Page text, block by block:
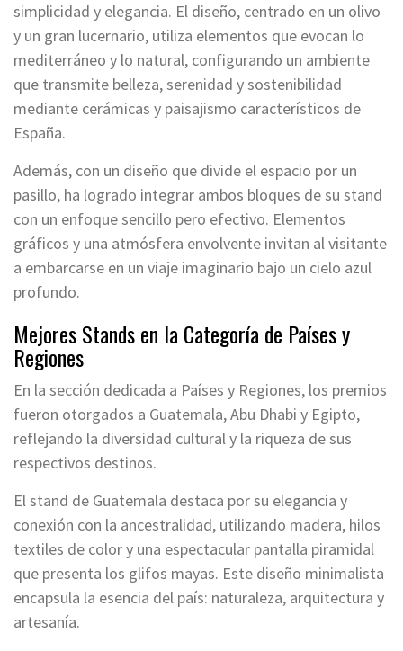
simplicidad y elegancia. El diseño, centrado en un olivo
y un gran lucernario, utiliza elementos que evocan lo
mediterráneo y lo natural, configurando un ambiente
que transmite belleza, serenidad y sostenibilidad
mediante cerámicas y paisajismo característicos de
España.
Además, con un diseño que divide el espacio por un
pasillo, ha logrado integrar ambos bloques de su stand
con un enfoque sencillo pero efectivo. Elementos
gráficos y una atmósfera envolvente invitan al visitante
a embarcarse en un viaje imaginario bajo un cielo azul
profundo.
Mejores Stands en la Categoría de Países y
Regiones
En la sección dedicada a Países y Regiones, los premios
fueron otorgados a Guatemala, Abu Dhabi y Egipto,
reflejando la diversidad cultural y la riqueza de sus
respectivos destinos.
El stand de Guatemala destaca por su elegancia y
conexión con la ancestralidad, utilizando madera, hilos
textiles de color y una espectacular pantalla piramidal
que presenta los glifos mayas. Este diseño minimalista
encapsula la esencia del país: naturaleza, arquitectura y
artesanía.